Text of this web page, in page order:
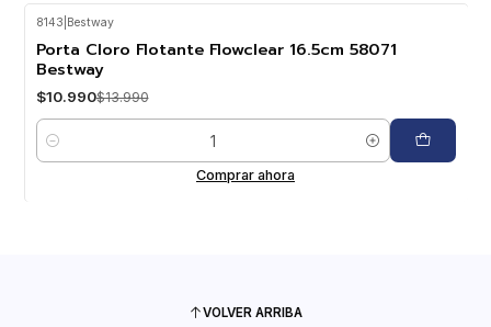
8143 Bestway
Porta Cloro Flotante Flowclear 16.5cm 58071
Bestway
$10.990$13.990
Cantidad
Comprar ahora
VOLVER ARRIBA